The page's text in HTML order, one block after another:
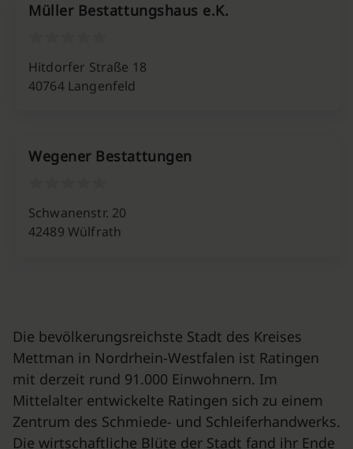
Müller Bestattungshaus e.K.
Hitdorfer Straße 18
40764 Langenfeld
Wegener Bestattungen
Schwanenstr. 20
42489 Wülfrath
Die bevölkerungsreichste Stadt des Kreises
Mettman in Nordrhein-Westfalen ist Ratingen
mit derzeit rund 91.000 Einwohnern. Im
Mittelalter entwickelte Ratingen sich zu einem
Zentrum des Schmiede- und Schleiferhandwerks.
Die wirtschaftliche Blüte der Stadt fand ihr Ende